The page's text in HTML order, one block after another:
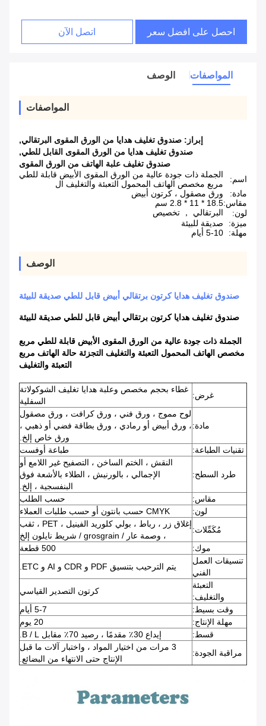
احصل على افضل سعر اتصل الآن
المواصفات الوصف
المواصفات
إبراز: صندوق تغليف هدايا من الورق المقوى البرتقالي,
صندوق تغليف هدايا من الورق المقوى القابل للطي,
صندوق تغليف علبة الهاتف من الورق المقوى
اسم:
الجملة ذات جودة عالية من الورق المقوى الأبيض قابلة للطي
مربع مخصص الهاتف المحمول التعبئة والتغليف ال
مادة:
ورق مصقول ، كرتون أبيض
مقاس:18.5 * 11 * 2.8 سم
لون:
البرتقالي ， تخصيص
ميزة:
صديقة للبيئة
مهلة:
5-10 أيام
الوصف
صندوق تغليف هدايا كرتون برتقالي أبيض قابل للطي صديقة للبيئة
صندوق تغليف هدايا كرتون برتقالي أبيض قابل للطي صديقة للبيئة
الجملة ذات جودة عالية من الورق المقوى الأبيض قابلة للطي مربع
مخصص الهاتف المحمول التعبئة والتغليف التجزئة حالة الهاتف مربع
التعبئة والتغليف
غرض:
غطاء بحجم مخصص وعلبة هدايا تغليف الشوكولاتة
السفلية
مادة:
لوح مموج ، ورق فني ، ورق كرافت ، ورق مصقول
، ورق أبيض أو رمادي ، ورق بطاقة فضي أو ذهبي ،
ورق خاص إلخ.
تقنيات الطباعة:
طباعة أوفست
طرد السطح:
النقش ، الختم الساخن ، التصفيح غير اللامع أو
الإجمالي ، بالورنيش ، الطلاء بالأشعة فوق
البنفسجية ، إلخ.
مقاس:
حسب الطلب
لون:
CMYK حسب بانتون أو حسب طلبات العملاء
مُكَمِّلات:
إغلاق زر ، رباط ، بولي كلوريد الفينيل ، PET ، ثقب
، وصمة عار / grosgrain / شريط نايلون إلخ
موك:
500 قطعة
تنسيقات العمل
الفني
يتم الترحيب بتنسيق PDF و CDR و AI و ETC.
التعبئة
والتغليف:
كرتون التصدير القياسي
وقت بسيط:
5-7 أيام
مهلة الإنتاج:
20 يوم
قسط:
إيداع 30٪ مقدمًا ، رصيد 70٪ مقابل B / L.
مراقبة الجودة:
3 مرات من اختيار المواد ، واختبار آلات ما قبل
الإنتاج حتى الانتهاء من البضائع.